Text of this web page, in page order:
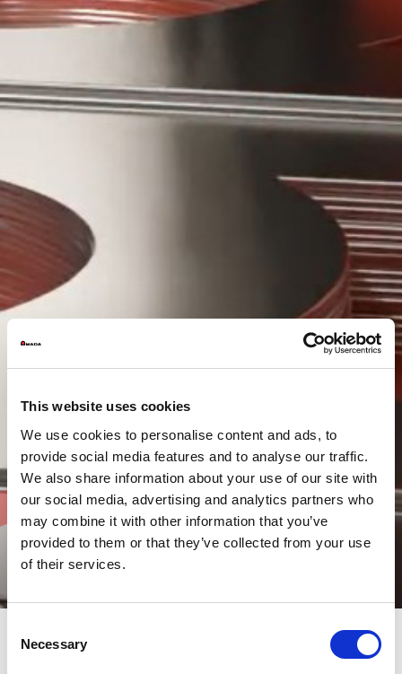
This website uses cookies
We use cookies to personalise content and ads, to
provide social media features and to analyse our traffic.
We also share information about your use of our site with
our social media, advertising and analytics partners who
may combine it with other information that you’ve
provided to them or that they’ve collected from your use
of their services.
Selection
Necessary